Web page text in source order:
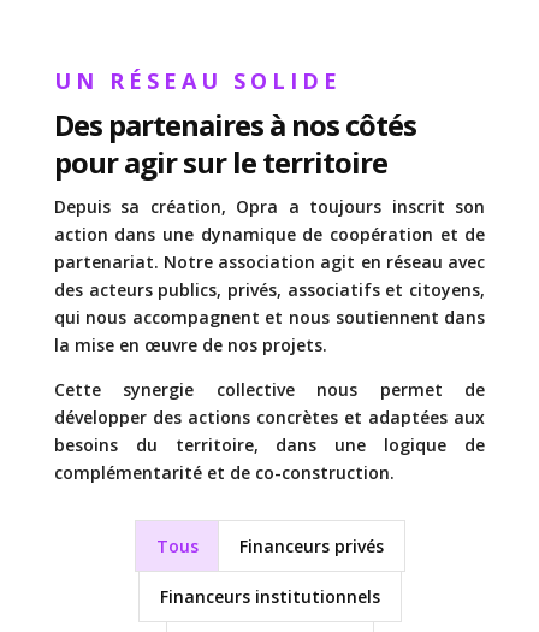
UN RÉSEAU SOLIDE
Des partenaires à nos côtés
pour agir sur le territoire
Depuis sa création, Opra a toujours inscrit son
action dans une dynamique de coopération et de
partenariat. Notre association agit en réseau avec
des acteurs publics, privés, associatifs et citoyens,
qui nous accompagnent et nous soutiennent dans
la mise en œuvre de nos projets.
Cette synergie collective nous permet de
développer des actions concrètes et adaptées aux
besoins du territoire, dans une logique de
complémentarité et de co-construction.
Tous Financeurs privés
Financeurs institutionnels